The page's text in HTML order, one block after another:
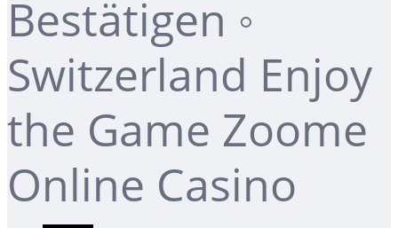
Bestätigen ◦
Switzerland Enjoy
the Game Zoome
Online Casino